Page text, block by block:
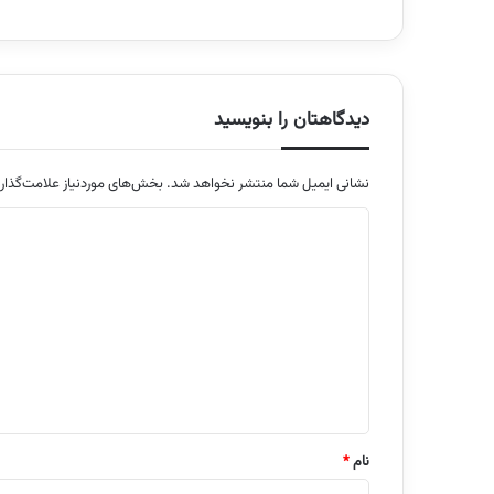
دیدگاهتان را بنویسید
نشانی ایمیل شما منتشر نخواهد شد.بخش‌های موردنیاز
نام*